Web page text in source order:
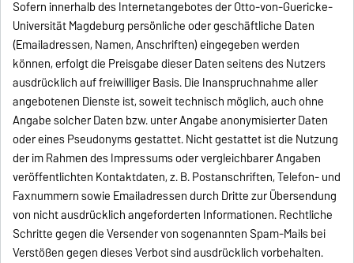
Sofern innerhalb des Internetangebotes der Otto-von-Guericke-
Universität Magdeburg persönliche oder geschäftliche Daten
(Emailadressen, Namen, Anschriften) eingegeben werden
können, erfolgt die Preisgabe dieser Daten seitens des Nutzers
ausdrücklich auf freiwilliger Basis. Die Inanspruchnahme aller
angebotenen Dienste ist, soweit technisch möglich, auch ohne
Angabe solcher Daten bzw. unter Angabe anonymisierter Daten
oder eines Pseudonyms gestattet. Nicht gestattet ist die Nutzung
der im Rahmen des Impressums oder vergleichbarer Angaben
veröffentlichten Kontaktdaten, z. B. Postanschriften, Telefon- und
Faxnummern sowie Emailadressen durch Dritte zur Übersendung
von nicht ausdrücklich angeforderten Informationen. Rechtliche
Schritte gegen die Versender von sogenannten Spam-Mails bei
Verstößen gegen dieses Verbot sind ausdrücklich vorbehalten.